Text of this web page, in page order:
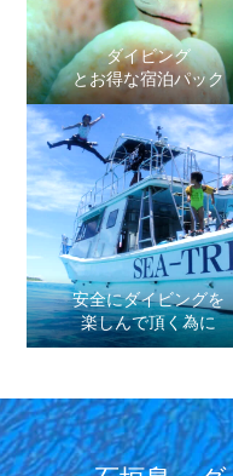
ダイビング
とお得な宿泊パック
安全にダイビングを
楽しんで頂く為に